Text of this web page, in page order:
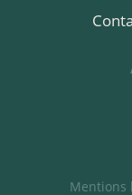
Mentions